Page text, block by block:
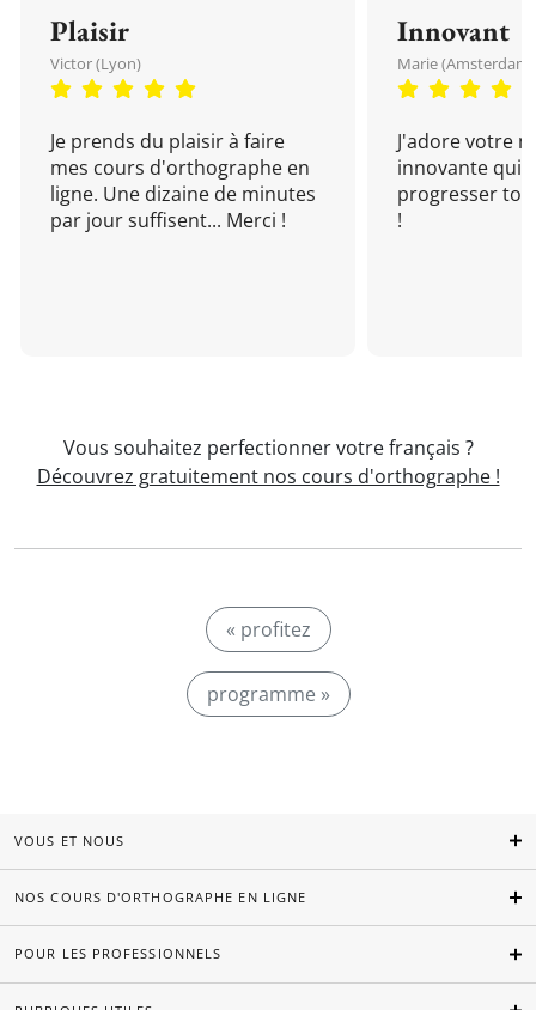
Plaisir
Victor (Lyon)
Je prends du plaisir à faire
mes cours d'orthographe en
ligne. Une dizaine de minutes
par jour suffisent... Merci !
Innovant
Marie (Amsterdam)
J'adore votre
innovante qui
progresser
!
Vous souhaitez perfectionner votre français ?
Découvrez gratuitement nos cours d'orthographe !
« profitez
programme »
VOUS ET NOUS
NOS COURS D'ORTHOGRAPHE EN LIGNE
POUR LES PROFESSIONNELS